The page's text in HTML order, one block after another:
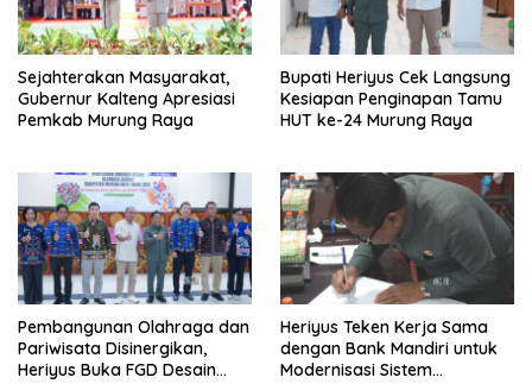
Sejahterakan Masyarakat,
Gubernur Kalteng Apresiasi
Pemkab Murung Raya
Bupati Heriyus Cek Langsung
Kesiapan Penginapan Tamu
HUT ke-24 Murung Raya
Pembangunan Olahraga dan
Pariwisata Disinergikan,
Heriyus Buka FGD Desain
Heriyus Teken Kerja Sama
dengan Bank Mandiri untuk
Modernisasi Sistem